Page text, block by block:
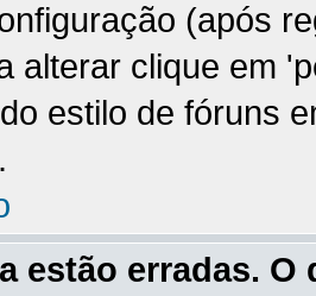
(após
alterar clique em
estilo de fóruns
estão erradas. O